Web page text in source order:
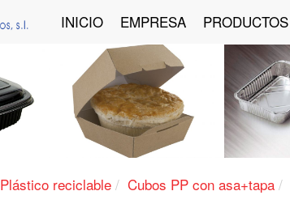
INICIO EMPRESA PRODUCTOS
Plástico reciclable Cubos PP con asa+tapa